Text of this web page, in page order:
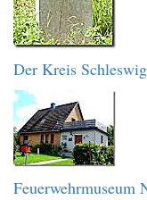
Der Kreis
Feuerwehrmuseum